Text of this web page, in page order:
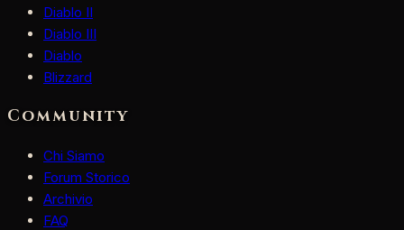
Diablo II
Diablo III
Diablo
Blizzard
Community
Chi Siamo
Forum Storico
Archivio
FAQ